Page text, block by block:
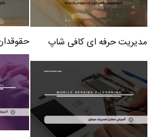
مدیریت حرفه ای کافی شاپ